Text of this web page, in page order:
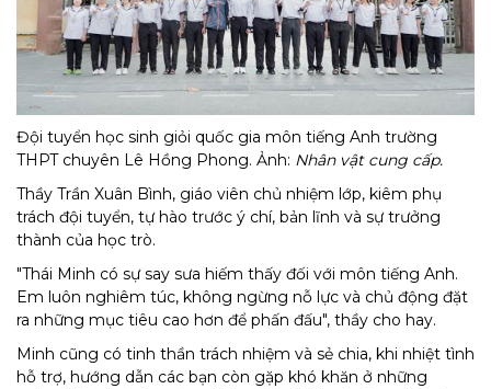
Đội tuyển học sinh giỏi quốc gia môn tiếng Anh trường
THPT chuyên Lê Hồng Phong. Ảnh: Nhân vật cung cấp.
Thầy Trần Xuân Bình, giáo viên chủ nhiệm lớp, kiêm phụ
trách đội tuyển, tự hào trước ý chí, bản lĩnh và sự trưởng
thành của học trò.
"Thái Minh có sự say sưa hiếm thấy đối với môn tiếng Anh.
Em luôn nghiêm túc, không ngừng nỗ lực và chủ động đặt
ra những mục tiêu cao hơn để phấn đấu", thầy cho hay.
Minh cũng có tinh thần trách nhiệm và sẻ chia, khi nhiệt tình
hỗ trợ, hướng dẫn các bạn còn gặp khó khăn ở những